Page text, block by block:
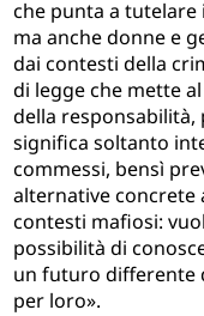
che punta a
ma anche donne e
dai contesti della
di legge che mette
della
significa soltanto
commessi, bensì
alternative concrete
contesti mafiosi:
possibilità di
un futuro differente
per loro».